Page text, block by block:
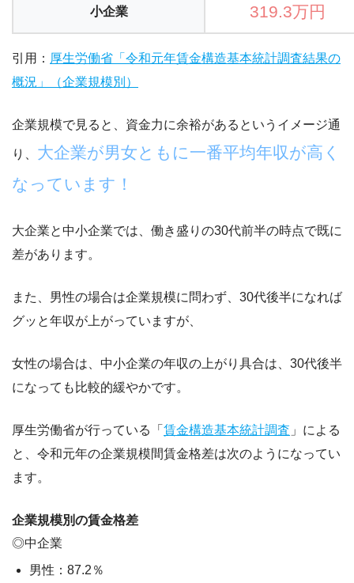
小企業 319.3万円
引用： 厚生労働省「令和元年賃金構造基本統計調査結果の
概況」（企業規模別）
企業規模で見ると、資金力に余裕があるというイメージ通
り、 大企業が男女ともに一番平均年収が高く
なっています！
大企業と中小企業では、働き盛りの30代前半の時点で既に
差があります。
また、男性の場合は企業規模に問わず、30代後半になれば
グッと年収が上がっていますが、
女性の場合は、中小企業の年収の上がり具合は、30代後半
になっても比較的緩やかです。
厚生労働省が行っている「 賃金構造基本統計調査 」による
と、令和元年の企業規模間賃金格差は次のようになってい
ます。
企業規模別の賃金格差
◎中企業
男性：87.2％